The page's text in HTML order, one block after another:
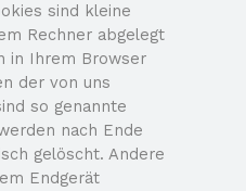
sind kleine
Rechner abgelegt
in Ihrem Browser
der von uns
so genannte
nach Ende
gelöscht. Andere
Endgerät